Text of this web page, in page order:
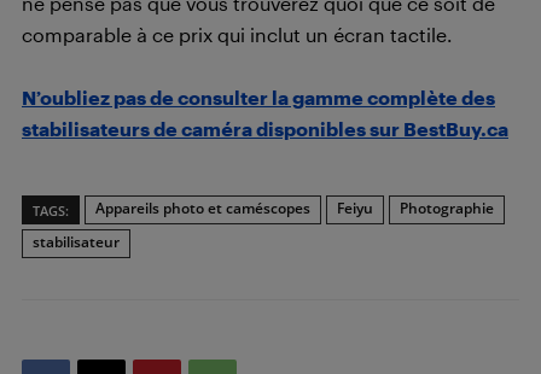
comparable à ce prix qui inclut un écran tactile.
N’oubliez pas de consulter la gamme complète des
stabilisateurs de caméra disponibles sur BestBuy.ca
TAGS: Appareils photo et caméscopes Feiyu
Photographie
stabilisateur